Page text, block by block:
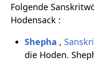
Folgende
Hodensack :
Shepha ,
die Hoden.